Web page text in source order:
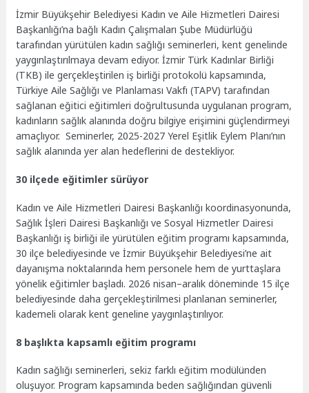
İzmir Büyükşehir Belediyesi Kadın ve Aile Hizmetleri Dairesi
Başkanlığı’na bağlı Kadın Çalışmaları Şube Müdürlüğü
tarafından yürütülen kadın sağlığı seminerleri, kent genelinde
yaygınlaştırılmaya devam ediyor. İzmir Türk Kadınlar Birliği
(TKB) ile gerçekleştirilen iş birliği protokolü kapsamında,
Türkiye Aile Sağlığı ve Planlaması Vakfı (TAPV) tarafından
sağlanan eğitici eğitimleri doğrultusunda uygulanan program,
kadınların sağlık alanında doğru bilgiye erişimini güçlendirmeyi
amaçlıyor. Seminerler, 2025-2027 Yerel Eşitlik Eylem Planı’nın
sağlık alanında yer alan hedeflerini de destekliyor.
30 ilçede eğitimler sürüyor
Kadın ve Aile Hizmetleri Dairesi Başkanlığı koordinasyonunda,
Sağlık İşleri Dairesi Başkanlığı ve Sosyal Hizmetler Dairesi
Başkanlığı iş birliği ile yürütülen eğitim programı kapsamında,
30 ilçe belediyesinde ve İzmir Büyükşehir Belediyesi’ne ait
dayanışma noktalarında hem personele hem de yurttaşlara
yönelik eğitimler başladı. 2026 nisan–aralık döneminde 15 ilçe
belediyesinde daha gerçekleştirilmesi planlanan seminerler,
kademeli olarak kent geneline yaygınlaştırılıyor.
8 başlıkta kapsamlı eğitim programı
Kadın sağlığı seminerleri, sekiz farklı eğitim modülünden
oluşuyor. Program kapsamında beden sağlığından güvenli